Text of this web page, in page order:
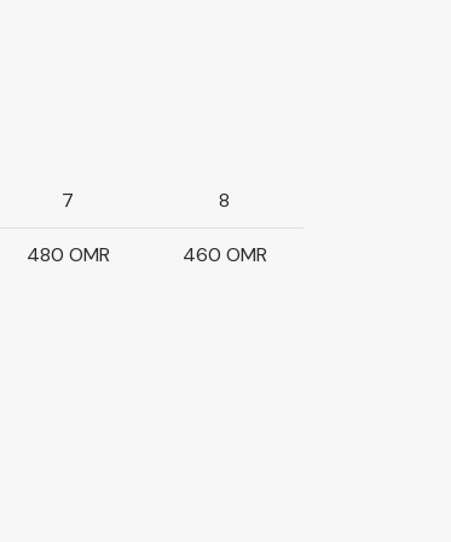
7 8
480 OMR 460 OMR